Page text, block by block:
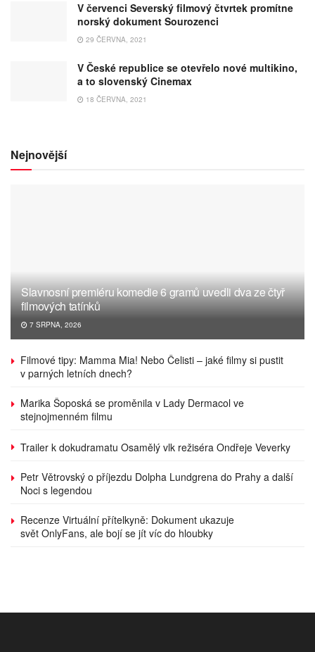
V červenci Severský filmový čtvrtek promítne
norský dokument Sourozenci
29 ČERVNA, 2021
V České republice se otevřelo nové multikino,
a to slovenský Cinemax
18 ČERVNA, 2021
Nejnovější
Slavnosní premiéru komedie 6 gramů uvedli dva ze čtyř
filmových tatínků
7 SRPNA, 2026
Filmové tipy: Mamma Mia! Nebo Čelisti – jaké filmy si pustit
v parných letních dnech?
Marika Šoposká se proměnila v Lady Dermacol ve
stejnojmenném filmu
Trailer k dokudramatu Osamělý vlk režiséra Ondřeje Veverky
Petr Větrovský o příjezdu Dolpha Lundgrena do Prahy a další
Noci s legendou
Recenze Virtuální přítelkyně: Dokument ukazuje
svět OnlyFans, ale bojí se jít víc do hloubky